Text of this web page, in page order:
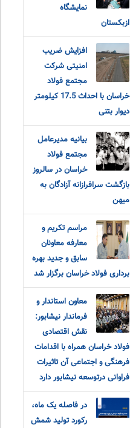
نمایشگاه
ازبکستان
افزایش ضریب
امنیتی شرکت
مجتمع فولاد
خراسان با احداث 17.5 کیلومتر
دیوار بتنی
بیانیه مدیرعامل
مجتمع فولاد
خراسان در سالروز
بازگشت سرافرازانه آزادگان به
میهن
مراسم تکریم و
معارفه‌ معاونان
سابق و جدید بهره
برداری فولاد خراسان برگزار شد
معاون استاندار و
فرماندار نیشابور:
نقش اقتصادی
فولاد خراسان همراه با اقدامات
فرهنگی و اجتماعی آن تاثیرات
فراوانی درتوسعه نیشابور دارد
در فاصله یک ماه،
رکورد تولید شمش